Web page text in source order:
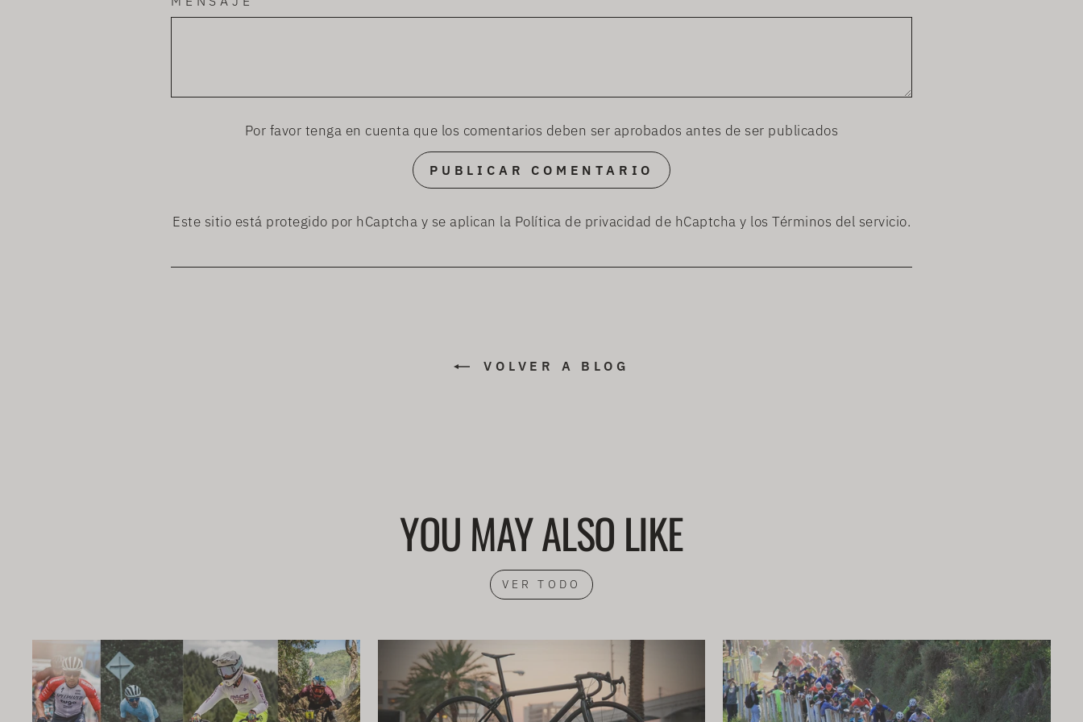
Por favor tenga en cuenta que los comentarios deben ser aprobados antes de ser publicados
PUBLICAR COMENTARIO
Este sitio está protegido por hCaptcha y se aplican la Política de privacidad de hCaptcha y los Términos del servicio.
VOLVER A BLOG
YOU MAY ALSO LIKE
VER TODO